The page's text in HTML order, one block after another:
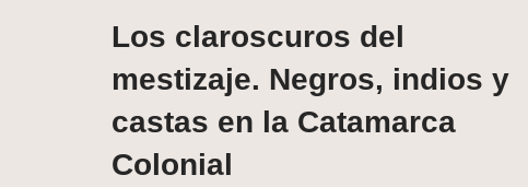
Los claroscuros del
mestizaje. Negros, indios y
castas en la Catamarca
Colonial